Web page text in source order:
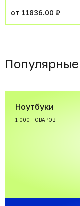
от 11836.00 ₽
Ноутбуки
1 000 ТОВАРОВ